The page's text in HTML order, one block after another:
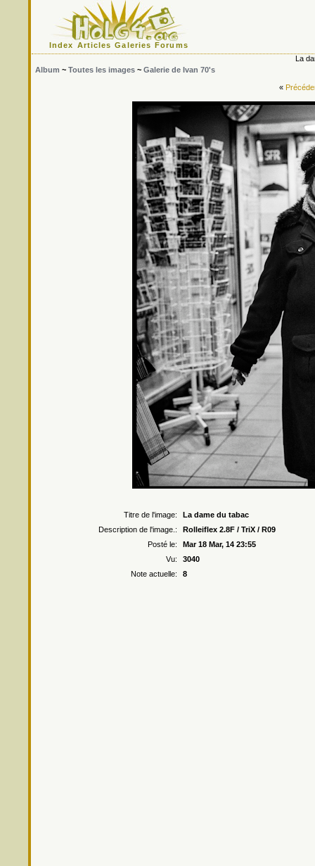
Index Articles Galeries Forums
La
Album ~ Toutes les images ~ Galerie de Ivan 70's
«
Titre de l'image:
La dame du tabac
Description de l'image.:
Rolleiflex 2.8F / TriX / R09
Posté le:
Mar 18 Mar, 14 23:55
Vu:
3040
Note actuelle:
8